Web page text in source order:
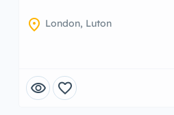
location_on London, Luton
visibility favorite